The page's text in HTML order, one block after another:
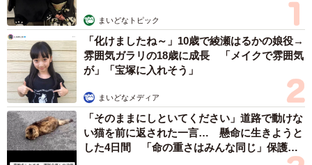
まいどなトピック
「化けましたね～」10歳で綾瀬はるかの娘役→
雰囲気ガラリの18歳に成長 「メイクで雰囲気
が」「宝塚に入れそう」
まいどなメディア
「そのままにしといてください」道路で動けな
い猫を前に返された一言… 懸命に生きようと
した4日間 「命の重さはみんな同じ」保護団